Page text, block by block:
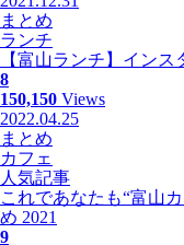
まとめ
ランチ
【富山ランチ】イン
8
150,150 Views
2022.04.25
まとめ
カフェ
人気記事
これであなたも“富山
め 2021
9